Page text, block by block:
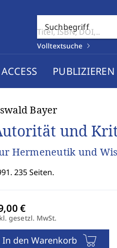
Suchbegriff
Volltextsuche
PUBLIZIEREN
Bayer
und
Hermeneutik und
235 Seiten.
gesetzl. MwSt.
In den Warenkorb